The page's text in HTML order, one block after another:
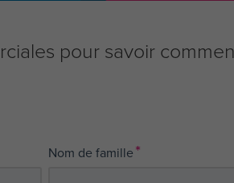
pour savoir
Nom de famille*